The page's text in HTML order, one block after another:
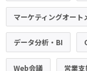
マーケティングオート
データ分析・BI
Web会議 営業支